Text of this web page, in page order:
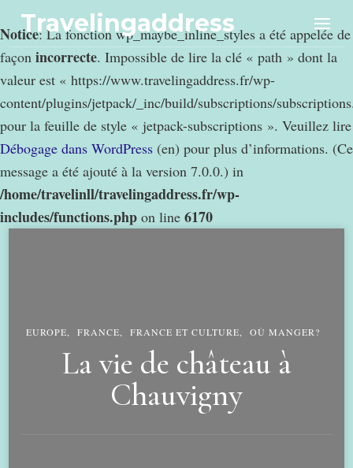
Notice: La fonction wp_maybe_inline_styles a été appelée de
façon incorrecte. Impossible de lire la clé « path » dont la
valeur est « https://www.travelingaddress.fr/wp-
content/plugins/jetpack/_inc/build/subscriptions/
pour la feuille de style « jetpack-subscriptions ». Veuillez lire
Débogage dans WordPress (en) pour plus d’informations. (Ce
message a été ajouté à la version 7.0.0.) in
/home/travelinll/travelingaddress.fr/wp-
includes/functions.php on line 6170
Travelingaddress
EUROPE FRANCE FRANCE ET CULTURE OÙ MANGER?
La vie de château à
Chauvigny